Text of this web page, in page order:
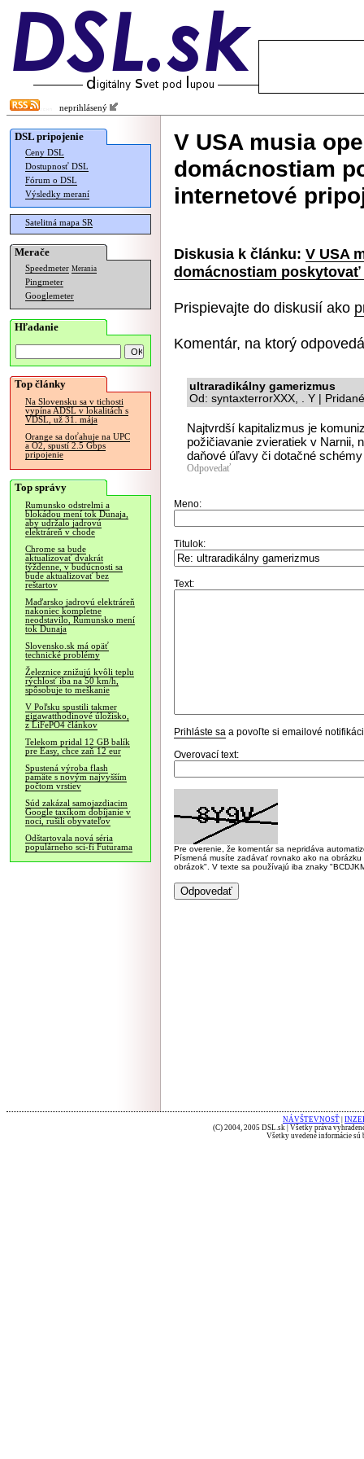
neprihlásený
DSL pripojenie
Ceny DSL
Dostupnosť DSL
Fórum o DSL
Výsledky meraní
Satelitná mapa SR
Merače
Speedmeter Merania
Pingmeter
Googlemeter
Hľadanie
Top články
Na Slovensku sa v tichosti
vypína ADSL v lokalitách s
VDSL, už 31. mája
Orange sa doťahuje na UPC
a O2, spustí 2.5 Gbps
pripojenie
Top správy
Rumunsko odstrelmi a
blokádou mení tok Dunaja,
aby udržalo jadrovú
elektráreň v chode
Chrome sa bude
aktualizovať dvakrát
týždenne, v budúcnosti sa
bude aktualizovať bez
reštartov
Maďarsko jadrovú elektráreň
nakoniec kompletne
neodstavilo, Rumunsko mení
tok Dunaja
Slovensko.sk má opäť
technické problémy
Železnice znižujú kvôli teplu
rýchlosť iba na 50 km/h,
spôsobuje to meškanie
V Poľsku spustili takmer
gigawatthodinové úložisko,
z LiFePO4 článkov
Telekom pridal 12 GB balík
pre Easy, chce zaň 12 eur
Spustená výroba flash
pamäte s novým najvyšším
počtom vrstiev
Súd zakázal samojazdiacim
Google taxíkom dobíjanie v
noci, rušili obyvateľov
Odštartovala nová séria
populárneho sci-fi Futurama
V USA musia
domácnostiam
internetové
Diskusia k článku: V USA
domácnostiam
Prispievajte do diskusií ako
Komentár, na ktorý
ultraradikálny gamerizmus
Od: syntaxterrorXXX, . Y |
Najtvrdší kapitalizmus je
požičiavanie zvieratiek v Narnii,
daňové úľavy či dotačné
Odpovedať
Meno:
Titulok:
Text:
Prihláste sa a povoľte si emailové
Overovací text:
Pre overenie, že komentár sa nepridáva
Písmená musíte zadávať rovnako ako na
obrázok". V texte sa používajú iba znaky
NÁVŠTEVNOSŤ
(C) 2004, 2005 DSL.sk | Všetky práva
Všetky uvedené informácie sú